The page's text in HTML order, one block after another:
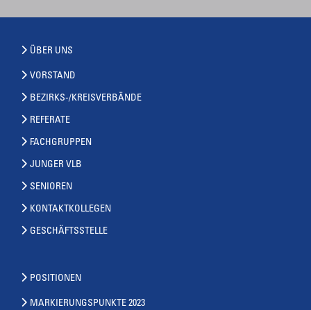
ÜBER UNS
VORSTAND
BEZIRKS-/KREISVERBÄNDE
REFERATE
FACHGRUPPEN
JUNGER VLB
SENIOREN
KONTAKTKOLLEGEN
GESCHÄFTSSTELLE
POSITIONEN
MARKIERUNGSPUNKTE 2023